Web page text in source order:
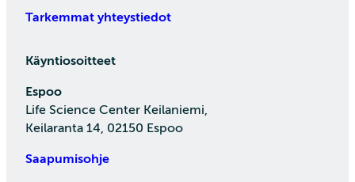
Tarkemmat yhteystiedot
Käyntiosoitteet
Espoo
Life Science Center Keilaniemi,
Keilaranta 14, 02150 Espoo
Saapumisohje